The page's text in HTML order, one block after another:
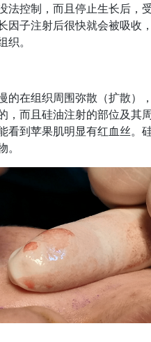
法控制，而且停止生长后，
因子注射后很快就会被吸收
。
的在组织周围弥散（扩散）
，而且硅油注射的部位及其
到苹果肌明显有红血丝。